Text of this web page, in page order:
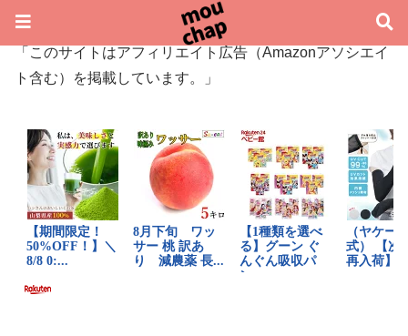
「このサイトはアフィリエイト広告（Amazonアソシエイ
ト含む）を掲載しています。」